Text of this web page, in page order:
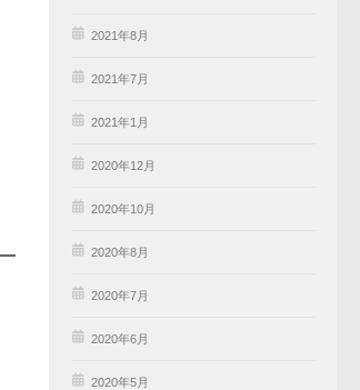
2021年8月
2021年7月
2021年1月
2020年12月
2020年10月
2020年8月
2020年7月
2020年6月
2020年5月